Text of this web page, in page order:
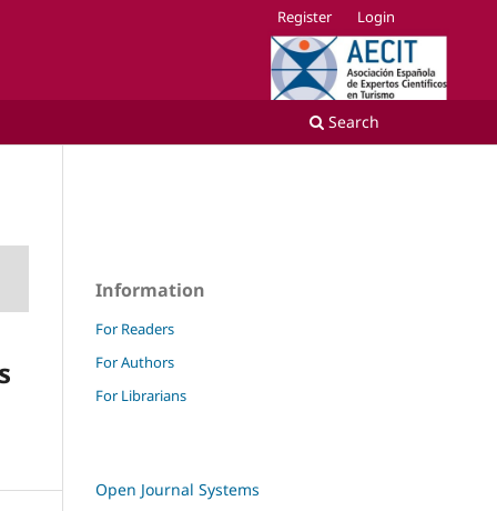
Search
Register Login
Information
For Readers
For Authors
For Librarians
Open Journal Systems